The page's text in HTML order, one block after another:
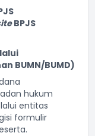
BPJS
BUMN/BUMD)
hukum
entitas
formulir